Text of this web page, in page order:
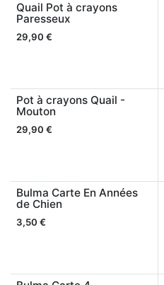
Quail Pot à crayons
Paresseux
29,90 €
Pot à crayons Quail -
Mouton
29,90 €
Bulma Carte En Années
de Chien
3,50 €